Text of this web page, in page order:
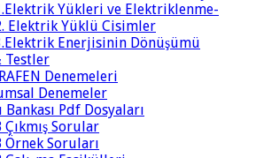
Yükleri ve Elektriklenme-
Elektrik Yüklü Cisimler
Enerjisinin Dönüşümü
Testler
Denemeleri
Denemeler
Bankası Pdf Dosyaları
Çıkmış Sorular
Örnek Soruları